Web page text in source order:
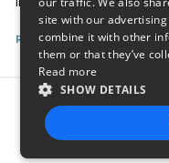
Rapporteer deze inhoud
site with our
combine it with other
them or that they’ve
Read more
SHOW DETAILS